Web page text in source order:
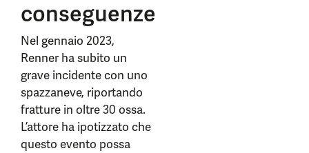
conseguenze
Nel gennaio 2023,
Renner ha subito un
grave incidente con uno
spazzaneve, riportando
fratture in oltre 30 ossa.
L’attore ha ipotizzato che
questo evento possa